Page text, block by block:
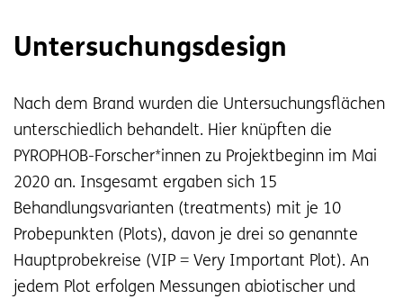
Untersuchungsdesign
Nach dem Brand wurden die Untersuchungsflächen
unterschiedlich behandelt. Hier knüpften die
PYROPHOB-Forscher*innen zu Projektbeginn im Mai
2020 an. Insgesamt ergaben sich 15
Behandlungsvarianten (treatments) mit je 10
Probepunkten (Plots), davon je drei so genannte
Hauptprobekreise (VIP = Very Important Plot). An
jedem Plot erfolgen Messungen abiotischer und